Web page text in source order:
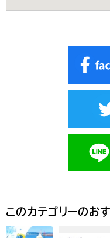
このカテゴリーのお